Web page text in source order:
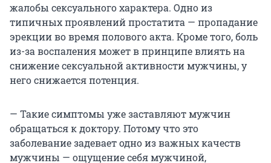
жалобы сексуального характера. Одно из
типичных проявлений простатита — пропадание
эрекции во время полового акта. Кроме того, боль
из-за воспаления может в принципе влиять на
снижение сексуальной активности мужчины, у
него снижается потенция.
— Такие симптомы уже заставляют мужчин
обращаться к доктору. Потому что это
заболевание задевает одно из важных качеств
мужчины — ощущение себя мужчиной,